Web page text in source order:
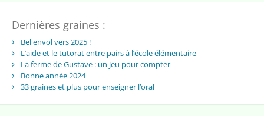
Dernières graines :
Bel envol vers 2025 !
L’aide et le tutorat entre pairs à l’école élémentaire
La ferme de Gustave : un jeu pour compter
Bonne année 2024
33 graines et plus pour enseigner l’oral